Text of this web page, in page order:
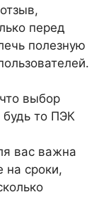
перед
полезную
выбор
будь то ПЭК
вас важна
на сроки,